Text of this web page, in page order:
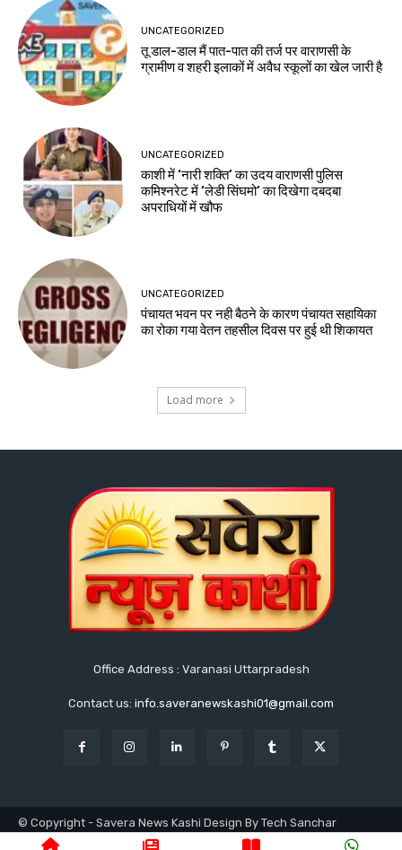
UNCATEGORIZED
तू डाल-डाल मैं पात-पात की तर्ज पर वाराणसी के
ग्रामीण व शहरी इलाकों में अवैध स्कूलों का खेल जारी है
UNCATEGORIZED
काशी में ‘नारी शक्ति’ का उदय वाराणसी पुलिस
कमिश्नरेट में ‘लेडी सिंघमो’ का दिखेगा दबदबा
अपराधियों में खौफ
UNCATEGORIZED
पंचायत भवन पर नही बैठने के कारण पंचायत सहायिका
का रोका गया वेतन तहसील दिवस पर हुई थी शिकायत
Load more
Office Address : Varanasi Uttarpradesh
Contact us: info.saveranewskashi01@gmail.com
© Copyright - Savera News Kashi Design By Tech Sanchar
9140753811